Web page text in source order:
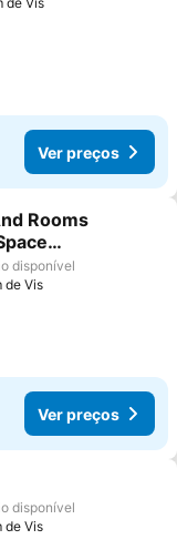
Ver preços
favoritos
Rooms
disponível
de Vis
Ver preços
favoritos
disponível
de Vis